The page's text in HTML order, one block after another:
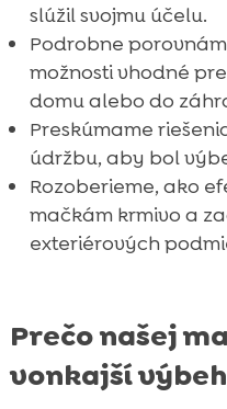
slúžil svojmu účelu.
Podrobne
možnosti vhodné
domu alebo do
Preskúmame
údržbu, aby bol
Rozoberieme, ako
mačkám krmivo a
exteriérových
Prečo našej
vonkajší